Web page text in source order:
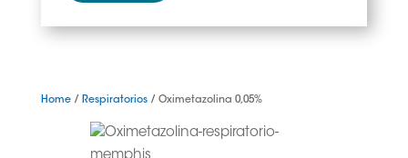
Home/ Respiratorios/ Oximetazolina 0,05%